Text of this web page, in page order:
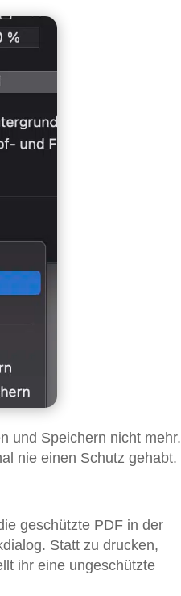
und Speichern nicht mehr.
nie einen Schutz gehabt.
geschützte PDF in der
Statt zu drucken,
ihr eine ungeschützte